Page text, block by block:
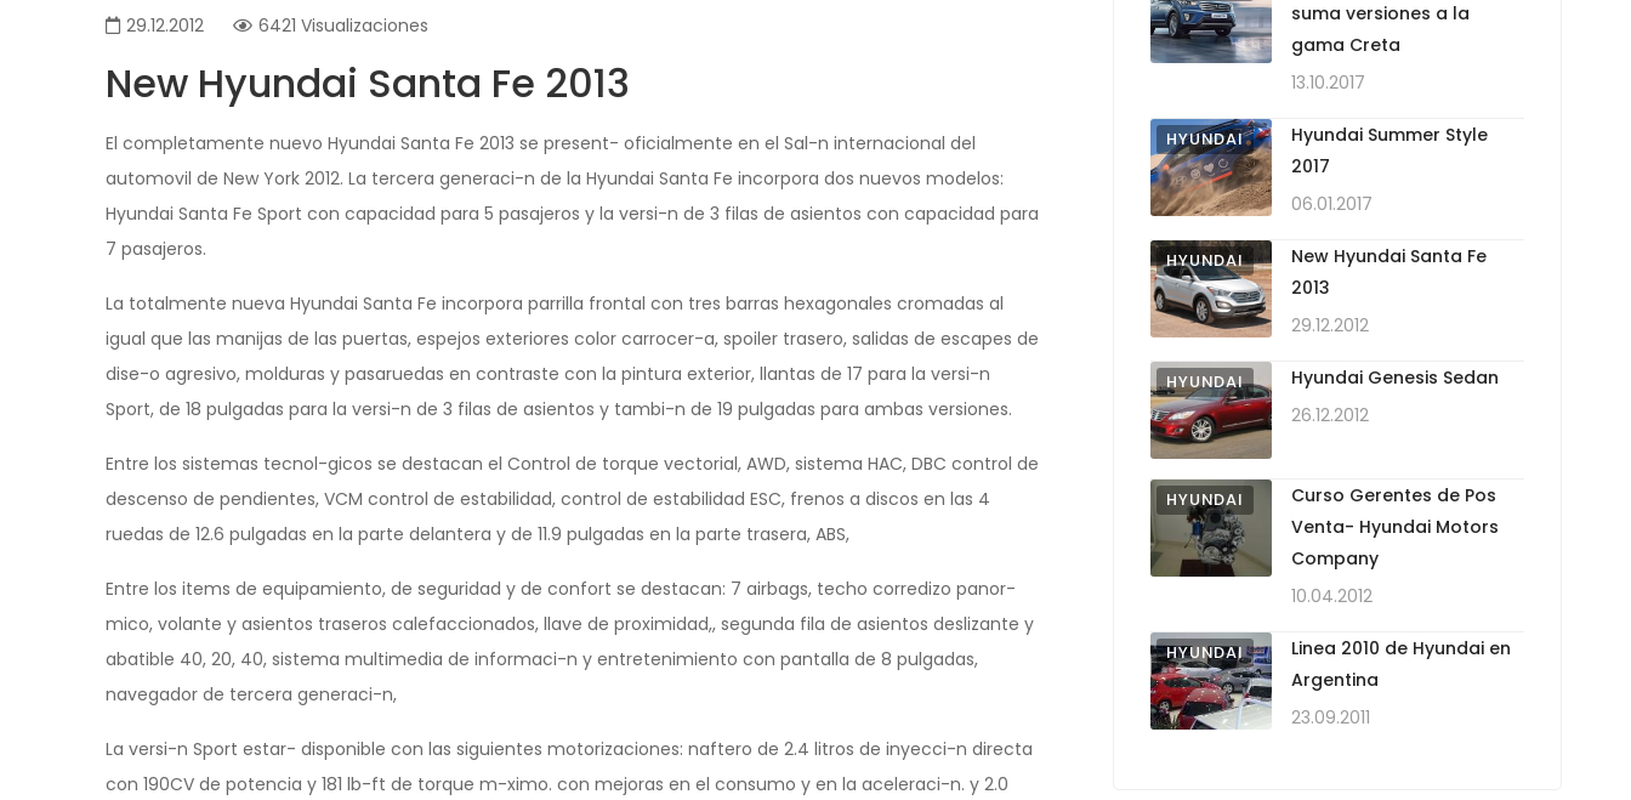
29.12.2012 6421 Visualizaciones
New Hyundai Santa Fe 2013
El completamente nuevo Hyundai Santa Fe 2013 se present- oficialmente en el Sal-n internacional del
automovil de New York 2012. La tercera generaci-n de la Hyundai Santa Fe incorpora dos nuevos modelos:
Hyundai Santa Fe Sport con capacidad para 5 pasajeros y la versi-n de 3 filas de asientos con capacidad para
7 pasajeros.
La totalmente nueva Hyundai Santa Fe incorpora parrilla frontal con tres barras hexagonales cromadas al
igual que las manijas de las puertas, espejos exteriores color carrocer-a, spoiler trasero, salidas de escapes de
dise-o agresivo, molduras y pasaruedas en contraste con la pintura exterior, llantas de 17 para la versi-n
Sport, de 18 pulgadas para la versi-n de 3 filas de asientos y tambi-n de 19 pulgadas para ambas versiones.
Entre los sistemas tecnol-gicos se destacan el Control de torque vectorial, AWD, sistema HAC, DBC control de
descenso de pendientes, VCM control de estabilidad, control de estabilidad ESC, frenos a discos en las 4
ruedas de 12.6 pulgadas en la parte delantera y de 11.9 pulgadas en la parte trasera, ABS,
Entre los items de equipamiento, de seguridad y de confort se destacan: 7 airbags, techo corredizo panor-
mico, volante y asientos traseros calefaccionados, llave de proximidad,, segunda fila de asientos deslizante y
abatible 40, 20, 40, sistema multimedia de informaci-n y entretenimiento con pantalla de 8 pulgadas,
navegador de tercera generaci-n,
La versi-n Sport estar- disponible con las siguientes motorizaciones: naftero de 2.4 litros de inyecci-n directa
con 190CV de potencia y 181 lb-ft de torque m-ximo. con mejoras en el consumo y en la aceleraci-n. y 2.0
suma versiones a la
gama Creta
13.10.2017
HYUNDAI
Hyundai Summer Style
2017
06.01.2017
HYUNDAI
New Hyundai Santa Fe
2013
29.12.2012
HYUNDAI
Hyundai Genesis Sedan
26.12.2012
HYUNDAI
Curso Gerentes de Pos
Venta- Hyundai Motors
Company
10.04.2012
HYUNDAI
Linea 2010 de Hyundai en
Argentina
23.09.2011